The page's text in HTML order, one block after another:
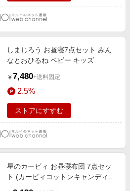
しまじろう お昼寝7点セット みん
なとおひるね ベビー キッズ
￥ 7,480+送料固定
2.5%
ストアにすすむ
星のカービィ お昼寝布団 7点セッ
ト (カービィコットンキャンディ雲